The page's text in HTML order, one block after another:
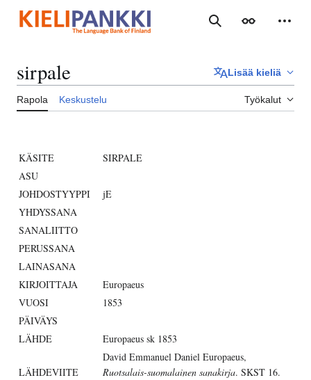
sisältöön
Haku Ulkoasu
sirpale Lisää kieliä
Rapola Keskustelu Työkalut
KÄSITE
SIRPALE
ASU
JOHDOSTYYPPI
jE
YHDYSSANA
SANALIITTO
PERUSSANA
LAINASANA
KIRJOITTAJA
Europaeus
VUOSI
1853
PÄIVÄYS
LÄHDE
Europaeus sk 1853
LÄHDEVIITE
David Emmanuel Daniel Europaeus,
Ruotsalais-suomalainen sanakirja. SKST 16.